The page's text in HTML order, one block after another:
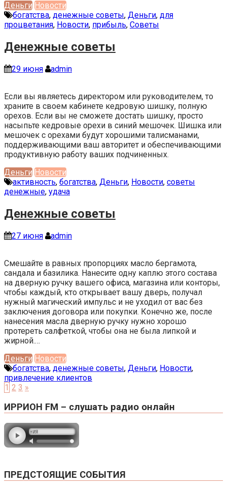
Деньги Новости
богатства, денежные советы, Деньги, для
процветания, Новости, прибыль, Советы
Денежные советы
29 июня admin
Если вы являетесь директором или руководителем, то
храните в своем кабинете кедровую шишку, полную
орехов. Если вы не сможете достать шишку, просто
насыпьте кедровые орехи в синий мешочек. Шишка или
мешочек с орехами будут хорошими талисманами,
поддерживающими ваш авторитет и обеспечивающими
продуктивную работу ваших подчиненных.
Деньги Новости
активность, богатства, Деньги, Новости, советы
денежные, удача
Денежные советы
27 июня admin
Смешайте в равных пропорциях масло бергамота,
сандала и базилика. Нанесите одну каплю этого состава
на дверную ручку вашего офиса, магазина или конторы,
чтобы каждый, кто открывает вашу дверь, получал
нужный магический импульс и не уходил от вас без
заключения договора или покупки. Конечно же, после
нанесения масла дверную ручку нужно хорошо
протереть салфеткой, чтобы она не была липкой и
жирной.…
Деньги Новости
богатства, денежные советы, Деньги, Новости,
привлечение клиентов
1 2 3 »
ИРРИОН FM – слушать радио онлайн
ПРЕДСТОЯЩИЕ СОБЫТИЯ